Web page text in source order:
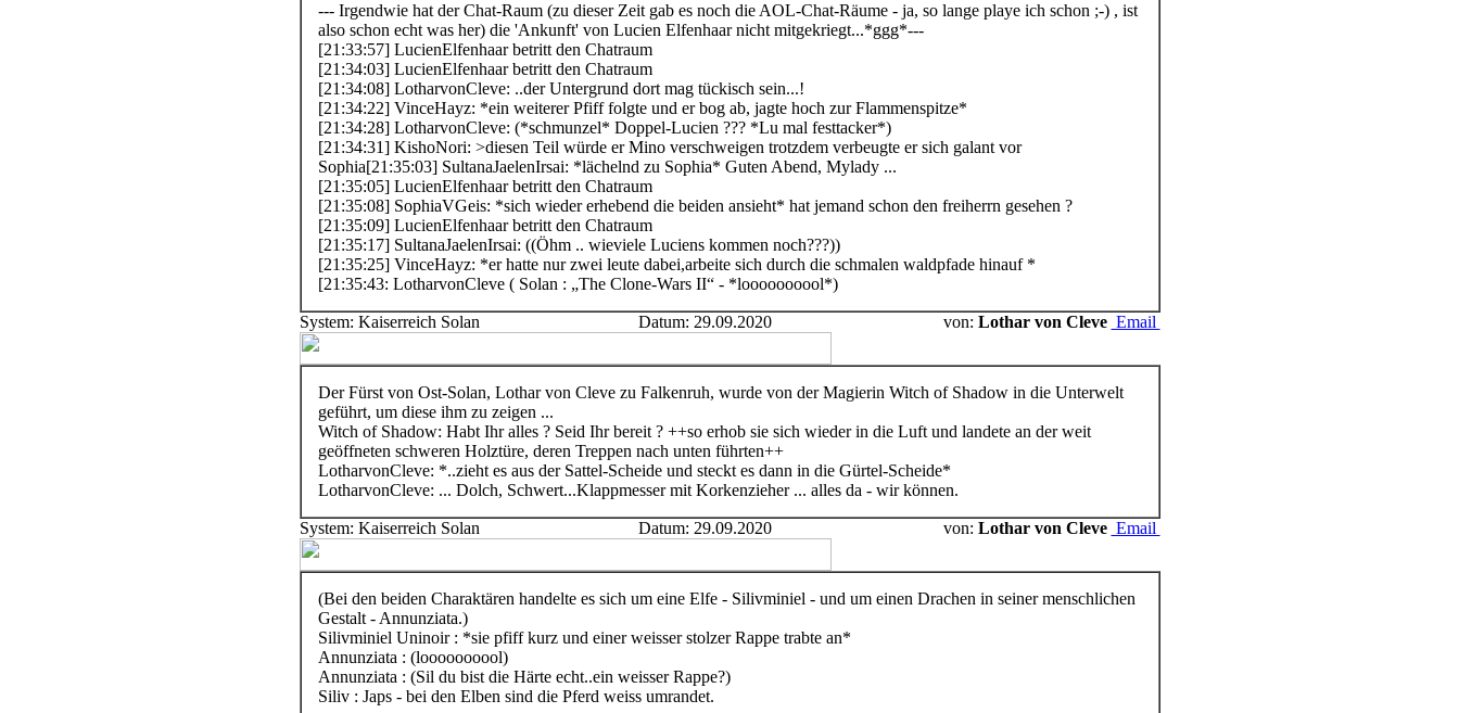
--- Irgendwie hat der Chat-Raum (zu dieser Zeit gab es noch die AOL-Chat-Räume - ja, so lange playe ich schon ;-) , ist
also schon echt was her) die 'Ankunft' von Lucien Elfenhaar nicht mitgekriegt...*ggg*---
[21:33:57] LucienElfenhaar betritt den Chatraum
[21:34:03] LucienElfenhaar betritt den Chatraum
[21:34:08] LotharvonCleve: ..der Untergrund dort mag tückisch sein...!
[21:34:22] VinceHayz: *ein weiterer Pfiff folgte und er bog ab, jagte hoch zur Flammenspitze*
[21:34:28] LotharvonCleve: (*schmunzel* Doppel-Lucien ??? *Lu mal festtacker*)
[21:34:31] KishoNori: >diesen Teil würde er Mino verschweigen trotzdem verbeugte er sich galant vor
Sophia[21:35:03] SultanaJaelenIrsai: *lächelnd zu Sophia* Guten Abend, Mylady ...
[21:35:05] LucienElfenhaar betritt den Chatraum
[21:35:08] SophiaVGeis: *sich wieder erhebend die beiden ansieht* hat jemand schon den freiherrn gesehen ?
[21:35:09] LucienElfenhaar betritt den Chatraum
[21:35:17] SultanaJaelenIrsai: ((Öhm .. wieviele Luciens kommen noch???))
[21:35:25] VinceHayz: *er hatte nur zwei leute dabei,arbeite sich durch die schmalen waldpfade hinauf *
[21:35:43: LotharvonCleve ( Solan : „The Clone-Wars II“ - *loooooooool*)
System: Kaiserreich Solan Datum: 29.09.2020 von: Lothar von Cleve Email
Der Fürst von Ost-Solan, Lothar von Cleve zu Falkenruh, wurde von der Magierin Witch of Shadow in die Unterwelt
geführt, um diese ihm zu zeigen ...
Witch of Shadow: Habt Ihr alles ? Seid Ihr bereit ? ++so erhob sie sich wieder in die Luft und landete an der weit
geöffneten schweren Holztüre, deren Treppen nach unten führten++
LotharvonCleve: *..zieht es aus der Sattel-Scheide und steckt es dann in die Gürtel-Scheide*
LotharvonCleve: ... Dolch, Schwert...Klappmesser mit Korkenzieher ... alles da - wir können.
System: Kaiserreich Solan Datum: 29.09.2020 von: Lothar von Cleve Email
(Bei den beiden Charaktären handelte es sich um eine Elfe - Silivminiel - und um einen Drachen in seiner menschlichen
Gestalt - Annunziata.)
Silivminiel Uninoir : *sie pfiff kurz und einer weisser stolzer Rappe trabte an*
Annunziata : (loooooooool)
Annunziata : (Sil du bist die Härte echt..ein weisser Rappe?)
Siliv : Japs - bei den Elben sind die Pferd weiss umrandet.